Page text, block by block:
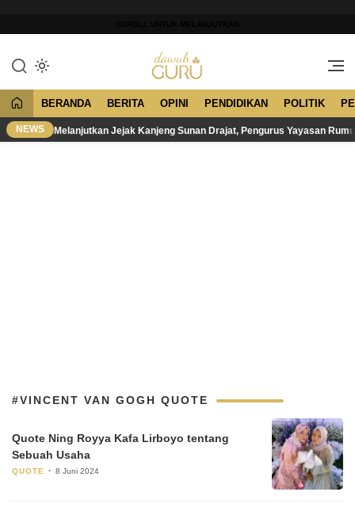
konten
Dawuh Guru
Merawat Tradisi, Membangun
BERANDA BERITA OPINI PENDIDIKAN POLITIK
NEWS Melanjutkan Jejak Kanjeng Sunan Drajat, Pengurus Yayasan
#VINCENT VAN GOGH QUOTE
Quote Ning Royya Kafa Lirboyo tentang
Sebuah Usaha
QUOTE 8 Juni 2024